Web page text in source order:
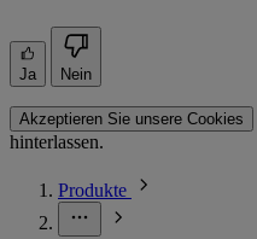
Ja Nein
Akzeptieren Sie unsere Cookies
hinterlassen.
Produkte